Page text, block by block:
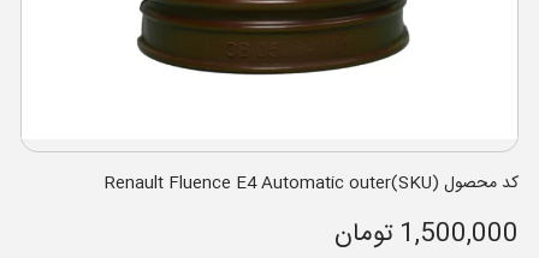
کد محصول (SKU)Renault Fluence E4 Automatic outer
1,500,000 تومان